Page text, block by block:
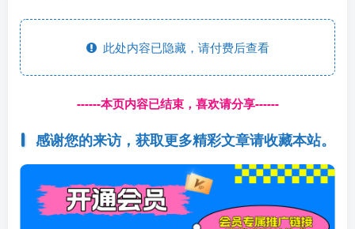
此处内容已隐藏，请付费后查看
------本页内容已结束，喜欢请分享------
感谢您的来访，获取更多精彩文章请收藏本站。